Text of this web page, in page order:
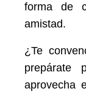
forma de
amistad.
¿Te
prepárate
aprovecha